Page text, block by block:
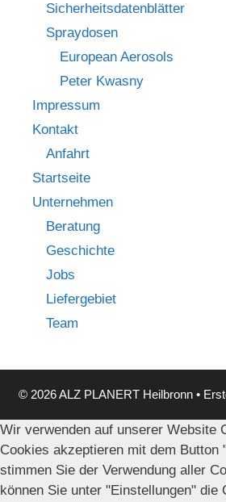
Sicherheitsdatenblätter
Spraydosen
European Aerosols
Peter Kwasny
Impressum
Kontakt
Anfahrt
Startseite
Unternehmen
Beratung
Geschichte
Jobs
Liefergebiet
Team
© 2026 ALZ PLANERT Heilbronn •
Wir verwenden auf unserer Website
Cookies akzeptieren mit dem Button
stimmen Sie der Verwendung aller
können Sie unter "Einstellungen" die